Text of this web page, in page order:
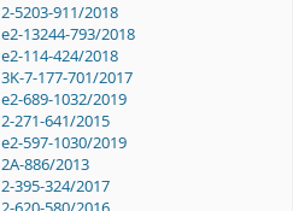
2-5203-911/2018
e2-13244-793/2018
e2-114-424/2018
3K-7-177-701/2017
e2-689-1032/2019
2-271-641/2015
e2-597-1030/2019
2A-886/2013
2-395-324/2017